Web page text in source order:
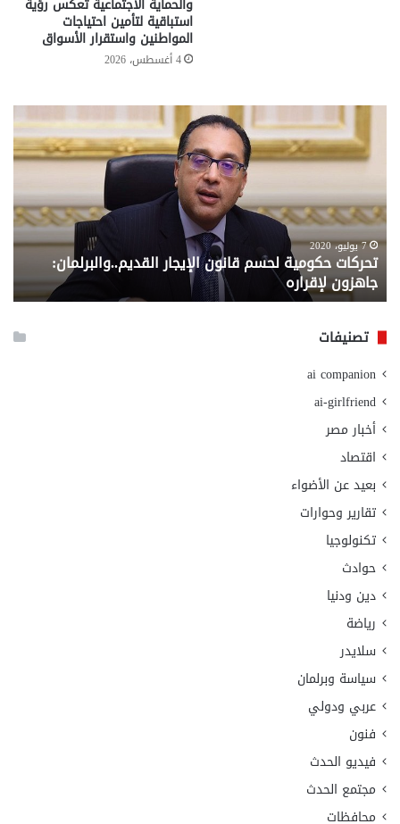
استباقية لتأمين احتياجات
المواطنين واستقرار الأسواق
4 أغسطس، 2026
تحركات
حكومية
لحسم
قانون
القديم..والبرلمان:
جاهزون
لإقراره
7 يوليو، 2020
تحركات حكومية لحسم قانون الإيجار القديم..والبرلمان:
جاهزون لإقراره
..
من
تصنيفات
ai companion
ai-girlfriend
أخبار مصر
اقتصاد
بعيد عن الأضواء
تقارير وحوارات
تكنولوجيا
حوادث
دين ودنيا
رياضة
سلايدر
سياسة وبرلمان
عربي ودولي
فنون
فيديو الحدث
مجتمع الحدث
محافظات